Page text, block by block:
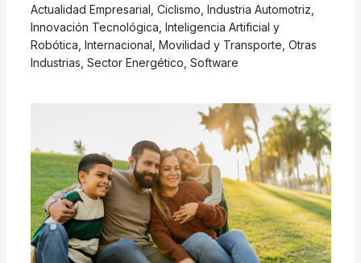
Actualidad Empresarial Ciclismo Industria Automotriz
Innovación Tecnológica Inteligencia Artificial y
Robótica Internacional Movilidad y Transporte Otras
Industrias Sector Energético Software